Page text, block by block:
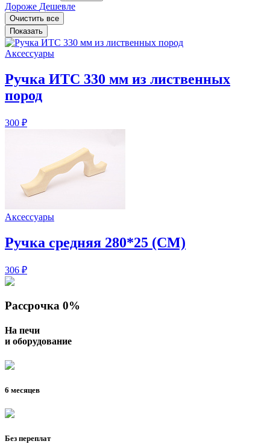
Дороже Дешевле
Аксессуары
Ручка ИТС 330 мм из лиственных
пород
300 ₽
Аксессуары
Ручка средняя 280*25 (СМ)
306 ₽
Рассрочка 0%
На печи
и оборудование
6 месяцев
Без переплат